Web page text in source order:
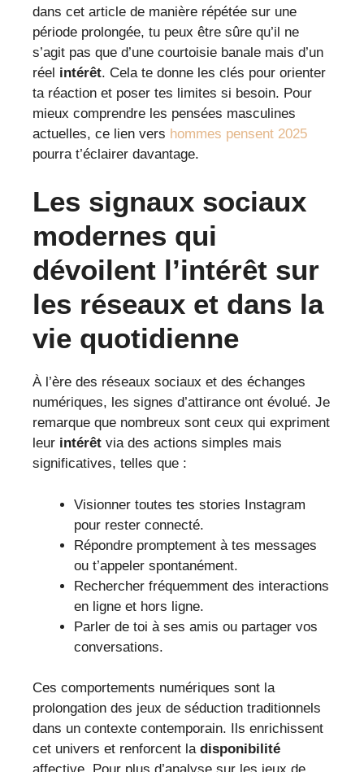
dans cet article de manière répétée sur une
période prolongée, tu peux être sûre qu’il ne
s’agit pas que d’une courtoisie banale mais d’un
réel intérêt. Cela te donne les clés pour orienter
ta réaction et poser tes limites si besoin. Pour
mieux comprendre les pensées masculines
actuelles, ce lien vers hommes pensent 2025
pourra t’éclairer davantage.
Les signaux sociaux
modernes qui
dévoilent l’intérêt sur
les réseaux et dans la
vie quotidienne
À l’ère des réseaux sociaux et des échanges
numériques, les signes d’attirance ont évolué. Je
remarque que nombreux sont ceux qui expriment
leur intérêt via des actions simples mais
significatives, telles que :
Visionner toutes tes stories Instagram
pour rester connecté.
Répondre promptement à tes messages
ou t’appeler spontanément.
Rechercher fréquemment des interactions
en ligne et hors ligne.
Parler de toi à ses amis ou partager vos
conversations.
Ces comportements numériques sont la
prolongation des jeux de séduction traditionnels
dans un contexte contemporain. Ils enrichissent
cet univers et renforcent la disponibilité